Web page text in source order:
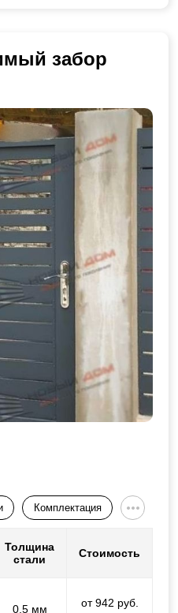
забор
Комплектация
Толщина
стали
Стоимость
0,5 мм
от 942 руб.